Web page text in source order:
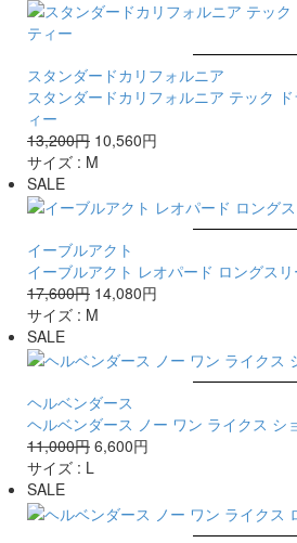
スタンダードカリフォルニア
スタンダードカリフォルニア テック
ィー
13,200円 10,560円
サイズ : M
SALE
イーブルアクト
イーブルアクト レオパード ロングス
17,600円 14,080円
サイズ : M
SALE
ヘルベンダース
ヘルベンダース ノー ワン ライクス シ
11,000円 6,600円
サイズ : L
SALE